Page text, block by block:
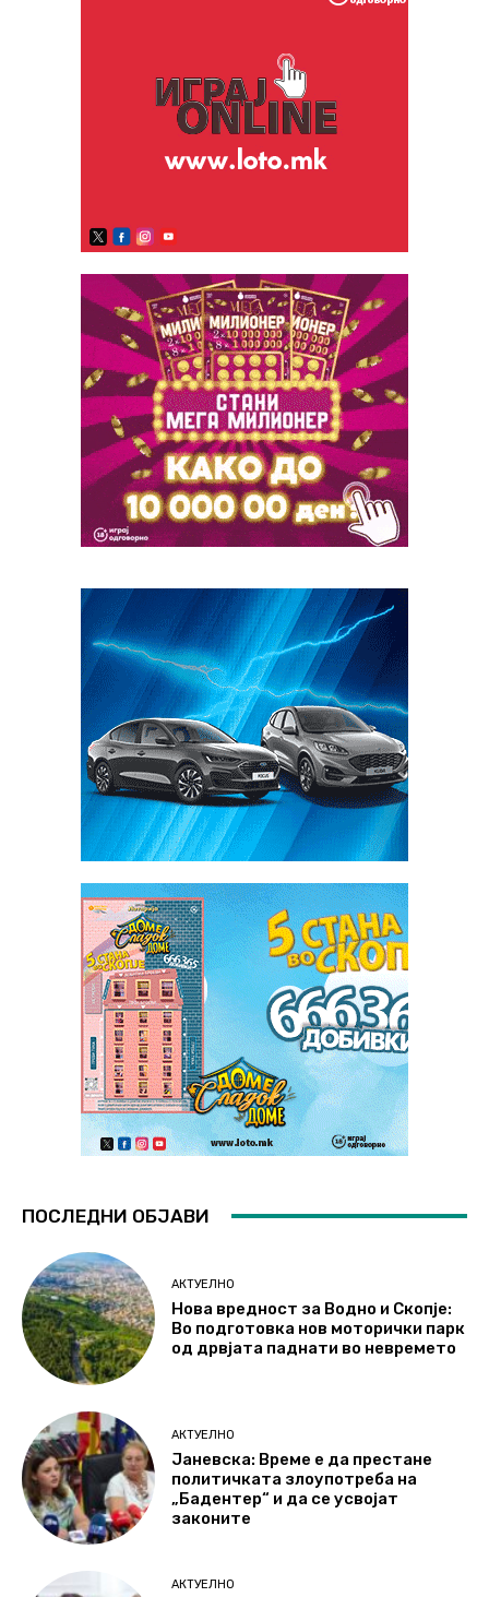
ПОСЛЕДНИ ОБЈАВИ
АКТУЕЛНО
Нова вредност за Водно и Скопје:
Во подготовка нов моторички парк
од дрвјата паднати во невремето
АКТУЕЛНО
Јаневска: Време е да престане
политичката злоупотреба на
„Бадентер“ и да се усвојат
законите
АКТУЕЛНО